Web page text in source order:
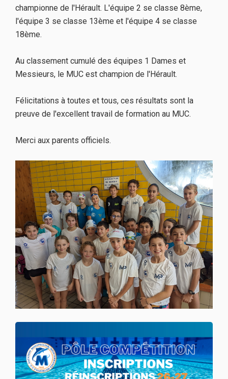
championne de l'Hérault. L'équipe 2 se classe 8ème,
l'équipe 3 se classe 13ème et l'équipe 4 se classe
18ème.
Au classement cumulé des équipes 1 Dames et
Messieurs, le MUC est champion de l'Hérault.
Félicitations à toutes et tous, ces résultats sont la
preuve de l'excellent travail de formation au MUC.
Merci aux parents officiels.